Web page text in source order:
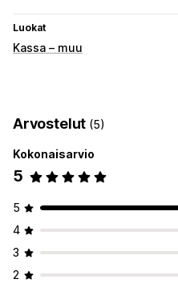
Luokat
Kassa – muu
Arvostelut (5)
Kokonaisarvio
5
5
4
3
2